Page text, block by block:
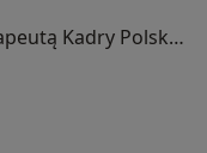
Kadry Polski
jest